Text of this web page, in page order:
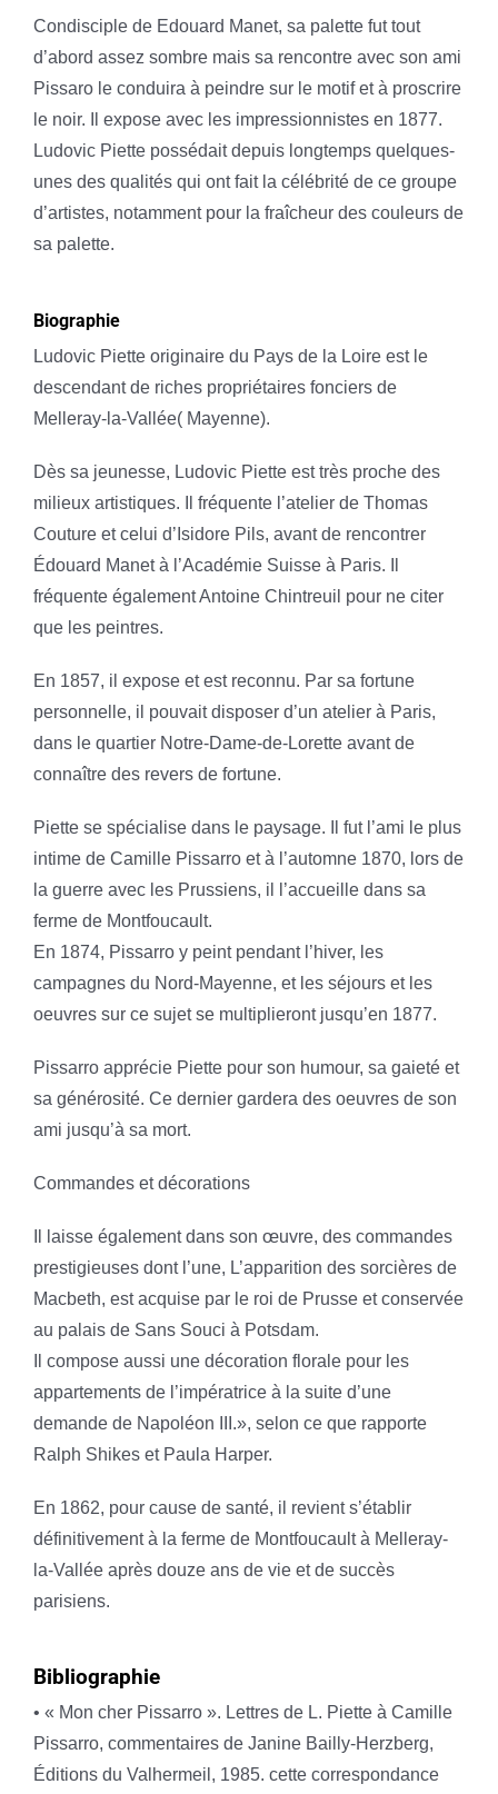
Condisciple de Edouard Manet, sa palette fut tout
d’abord assez sombre mais sa rencontre avec son ami
Pissaro le conduira à peindre sur le motif et à proscrire
le noir. Il expose avec les impressionnistes en 1877.
Ludovic Piette possédait depuis longtemps quelques-
unes des qualités qui ont fait la célébrité de ce groupe
d’artistes, notamment pour la fraîcheur des couleurs de
sa palette.
Biographie
Ludovic Piette originaire du Pays de la Loire est le
descendant de riches propriétaires fonciers de
Melleray-la-Vallée( Mayenne).
Dès sa jeunesse, Ludovic Piette est très proche des
milieux artistiques. Il fréquente l’atelier de Thomas
Couture et celui d’Isidore Pils, avant de rencontrer
Édouard Manet à l’Académie Suisse à Paris. Il
fréquente également Antoine Chintreuil pour ne citer
que les peintres.
En 1857, il expose et est reconnu. Par sa fortune
personnelle, il pouvait disposer d’un atelier à Paris,
dans le quartier Notre-Dame-de-Lorette avant de
connaître des revers de fortune.
Piette se spécialise dans le paysage. Il fut l’ami le plus
intime de Camille Pissarro et à l’automne 1870, lors de
la guerre avec les Prussiens, il l’accueille dans sa
ferme de Montfoucault.
En 1874, Pissarro y peint pendant l’hiver, les
campagnes du Nord-Mayenne, et les séjours et les
oeuvres sur ce sujet se multiplieront jusqu’en 1877.
Pissarro apprécie Piette pour son humour, sa gaieté et
sa générosité. Ce dernier gardera des oeuvres de son
ami jusqu’à sa mort.
Commandes et décorations
Il laisse également dans son œuvre, des commandes
prestigieuses dont l’une, L’apparition des sorcières de
Macbeth, est acquise par le roi de Prusse et conservée
au palais de Sans Souci à Potsdam.
Il compose aussi une décoration florale pour les
appartements de l’impératrice à la suite d’une
demande de Napoléon III.», selon ce que rapporte
Ralph Shikes et Paula Harper.
En 1862, pour cause de santé, il revient s’établir
définitivement à la ferme de Montfoucault à Melleray-
la-Vallée après douze ans de vie et de succès
parisiens.
Bibliographie
• « Mon cher Pissarro ». Lettres de L. Piette à Camille
Pissarro, commentaires de Janine Bailly-Herzberg,
Éditions du Valhermeil, 1985. cette correspondance